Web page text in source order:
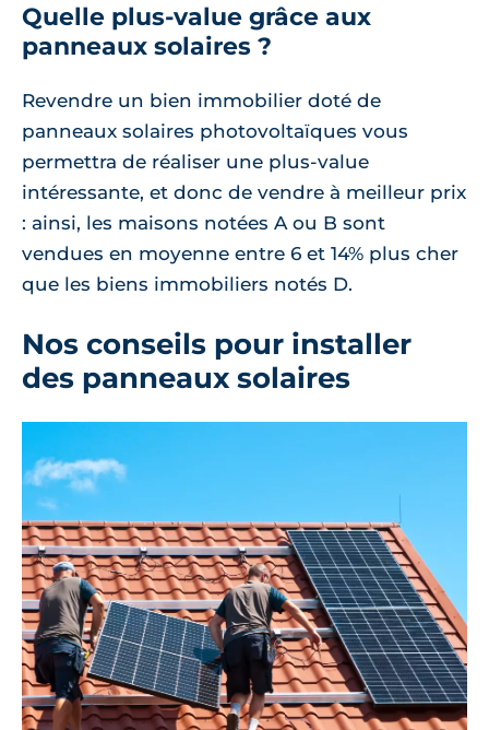
Quelle plus-value grâce aux
panneaux solaires ?
Revendre un bien immobilier doté de
panneaux solaires photovoltaïques vous
permettra de réaliser une plus-value
intéressante, et donc de vendre à meilleur prix
: ainsi, les maisons notées A ou B sont
vendues en moyenne entre 6 et 14% plus cher
que les biens immobiliers notés D.
Nos conseils pour installer
des panneaux solaires